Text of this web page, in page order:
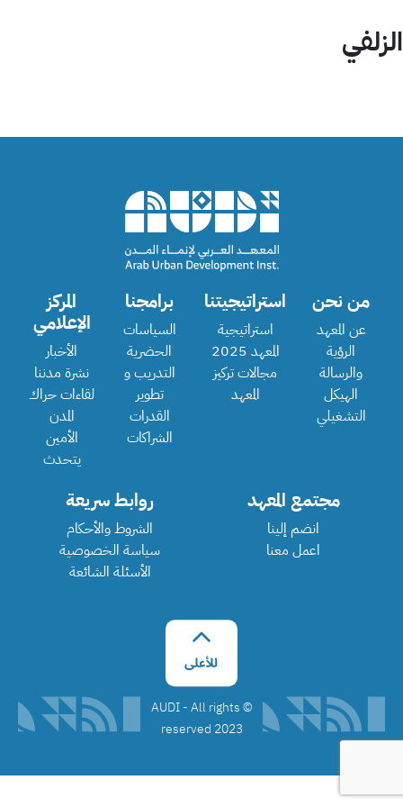
الزلفي
من نحن
عن المعهد
الرؤية
والرسالة
الهيكل
التشغيلي
استراتيجيتنا
استراتيجية
المعهد 2025
مجالات تركيز
المعهد
برامجنا
السياسات
الحضرية
التدريب و
تطوير
القدرات
الشراكات
المركز
الإعلامي
الأخبار
نشرة مدننا
لقاءات حراك
المدن
الأمين
يتحدث
مجتمع المعهد
انضم إلينا
اعمل معنا
روابط سريعة
الشروط والأحكام
سياسة الخصوصية
الأسئلة الشائعة
©️ AUDI - All rights
reserved 2023